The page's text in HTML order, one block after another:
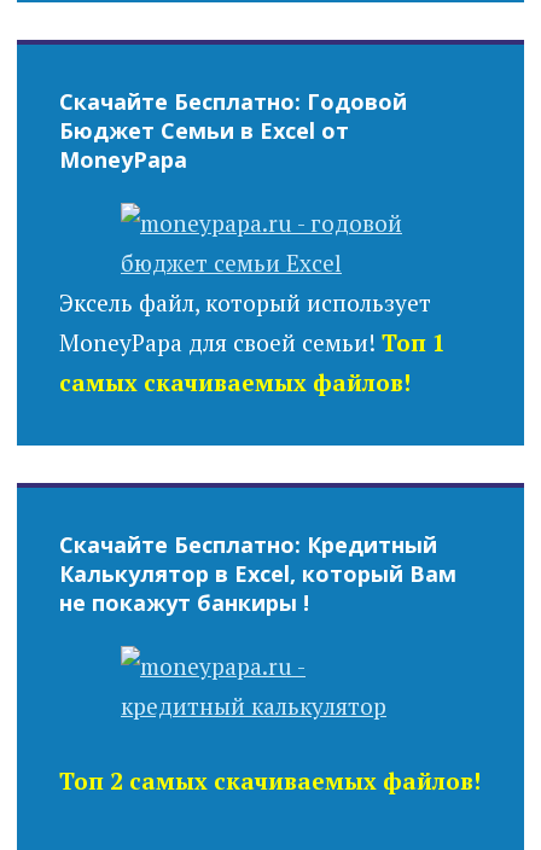
Скачайте Бесплатно: Годовой
Бюджет Семьи в Excel от
MoneyPapa
Эксель файл, который использует
MoneyPapa для своей семьи! Топ 1
самых скачиваемых файлов!
Скачайте Бесплатно: Кредитный
Калькулятор в Excel, который Вам
не покажут банкиры !
Топ 2 самых скачиваемых файлов!